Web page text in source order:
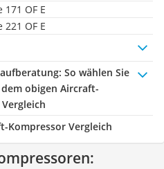
OF E
OF E
: So wählen Sie
obigen Aircraft-
Kompressor Vergleich